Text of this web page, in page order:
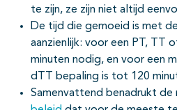
te zijn, ze zijn niet altijd
De tijd die gemoeid is met
aanzienlijk: voor een PT, TT
minuten nodig, en voor een
dTT bepaling is tot 120
Samenvattend benadrukt de